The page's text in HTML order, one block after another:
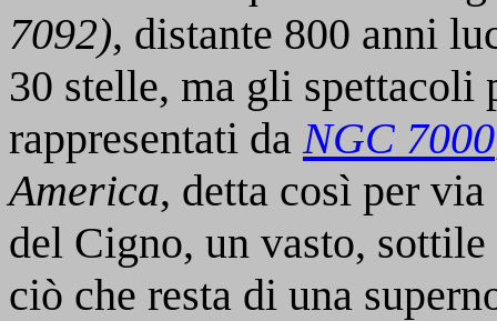
7092), distante 800 anni
30 stelle, ma gli spettacoli
rappresentati daNGC 7000
America, detta così per
del Cigno, un vasto,
ciò che resta di una